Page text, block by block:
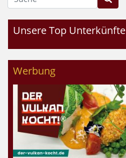
Unsere Top Unterkünfte
Werbung